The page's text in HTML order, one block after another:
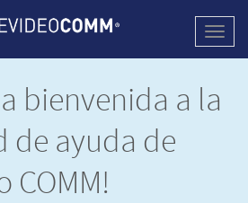
bienvenida a la
de ayuda de
COMM!